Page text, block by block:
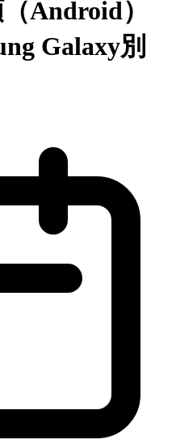
Android）
Galaxy別